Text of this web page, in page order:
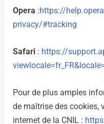
Opera :https://
privacy/#tracking
Safari : https://
Pour de plus amples
de maîtrise des cookies,
internet de la CNIL :